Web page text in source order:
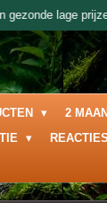
gezonde lage
2